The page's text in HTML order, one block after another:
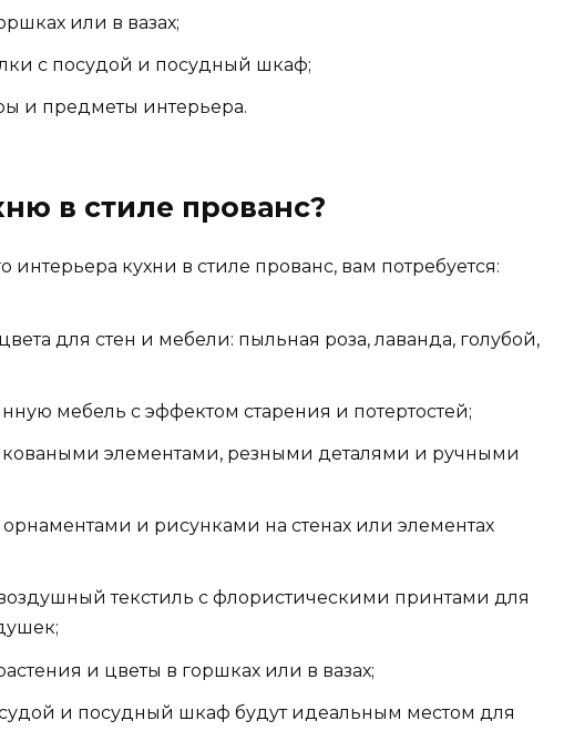
или в вазах;
с посудой и посудный шкаф;
и предметы интерьера.
в стиле прованс?
кухни в стиле прованс, вам потребуется:
для стен и мебели: пыльная роза, лаванда, голубой,
мебель с эффектом старения и потертостей;
элементами, резными деталями и ручными
и рисунками на стенах или элементах
текстиль с флористическими принтами для
и цветы в горшках или в вазах;
и посудный шкаф будут идеальным местом для